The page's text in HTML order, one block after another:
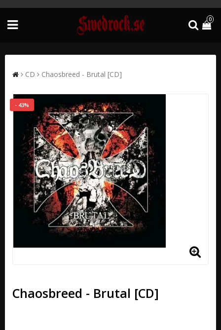
0
CD Chaosbreed - Brutal [CD]
- 43%
Chaosbreed - Brutal [CD]